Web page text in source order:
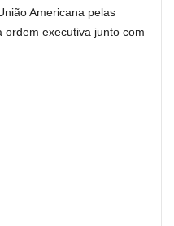
Americana pelas
ordem executiva junto com